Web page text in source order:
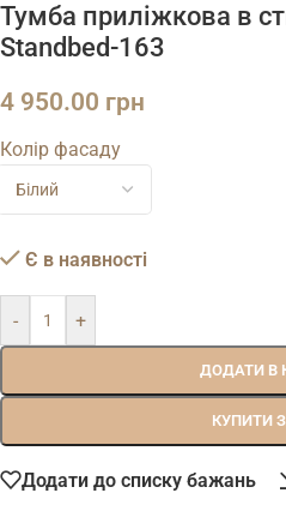
Тумба приліжкова в
Standbed-163
4 950.00 грн
Колір фасаду
Є в наявності
- +
ДОДАТИ В
КУПИТИ
Додати до списку бажань